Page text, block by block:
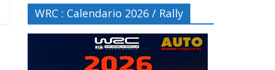
WRC : Calendario 2026 / Rally